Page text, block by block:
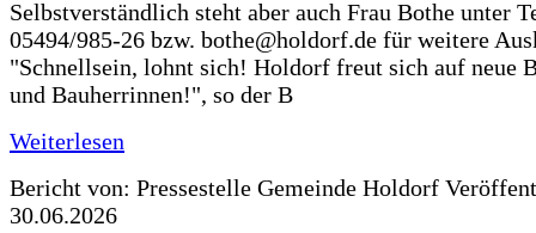
Selbstverständlich steht aber auch Frau Bothe unter
05494/985-26 bzw. bothe@holdorf.de für weitere
"Schnellsein, lohnt sich! Holdorf freut sich auf neue
und Bauherrinnen!", so der B
Weiterlesen
Bericht von: Pressestelle Gemeinde Holdorf
30.06.2026